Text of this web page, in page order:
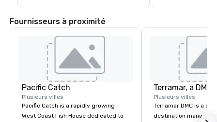
Fournisseurs à proximité
Pacific Catch
Plusieurs villes
Pacific Catch is a rapidly growing
West Coast Fish House dedicated to
Plusieurs villes
Terramar DMC is a
destination